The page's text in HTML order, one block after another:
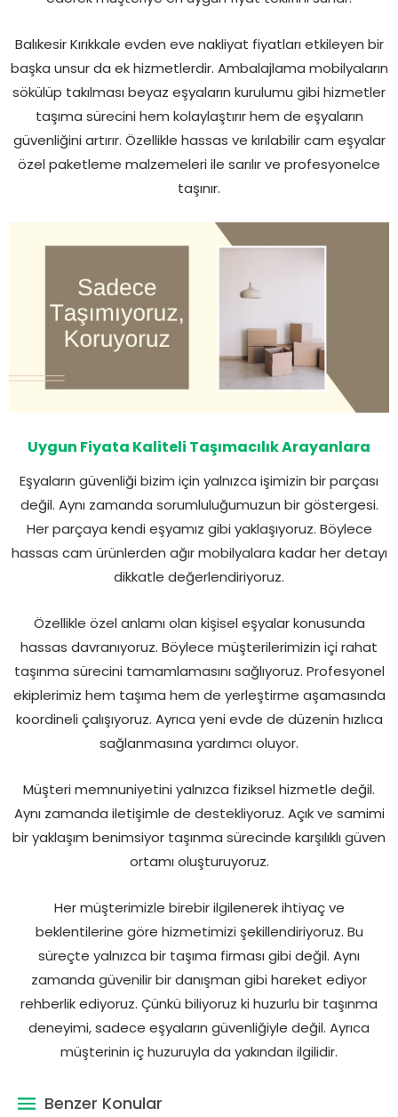
Balıkesir Kırıkkale evden eve nakliyat fiyatları etkileyen bir
başka unsur da ek hizmetlerdir. Ambalajlama mobilyaların
sökülüp takılması beyaz eşyaların kurulumu gibi hizmetler
taşıma sürecini hem kolaylaştırır hem de eşyaların
güvenliğini artırır. Özellikle hassas ve kırılabilir cam eşyalar
özel paketleme malzemeleri ile sarılır ve profesyonelce
taşınır.
Uygun Fiyata Kaliteli Taşımacılık Arayanlara
Eşyaların güvenliği bizim için yalnızca işimizin bir parçası
değil. Aynı zamanda sorumluluğumuzun bir göstergesi.
Her parçaya kendi eşyamız gibi yaklaşıyoruz. Böylece
hassas cam ürünlerden ağır mobilyalara kadar her detayı
dikkatle değerlendiriyoruz.
Özellikle özel anlamı olan kişisel eşyalar konusunda
hassas davranıyoruz. Böylece müşterilerimizin içi rahat
taşınma sürecini tamamlamasını sağlıyoruz. Profesyonel
ekiplerimiz hem taşıma hem de yerleştirme aşamasında
koordineli çalışıyoruz. Ayrıca yeni evde de düzenin hızlıca
sağlanmasına yardımcı oluyor.
Müşteri memnuniyetini yalnızca fiziksel hizmetle değil.
Aynı zamanda iletişimle de destekliyoruz. Açık ve samimi
bir yaklaşım benimsiyor taşınma sürecinde karşılıklı güven
ortamı oluşturuyoruz.
Her müşterimizle birebir ilgilenerek ihtiyaç ve
beklentilerine göre hizmetimizi şekillendiriyoruz. Bu
süreçte yalnızca bir taşıma firması gibi değil. Aynı
zamanda güvenilir bir danışman gibi hareket ediyor
rehberlik ediyoruz. Çünkü biliyoruz ki huzurlu bir taşınma
deneyimi, sadece eşyaların güvenliğiyle değil. Ayrıca
müşterinin iç huzuruyla da yakından ilgilidir.
Benzer Konular